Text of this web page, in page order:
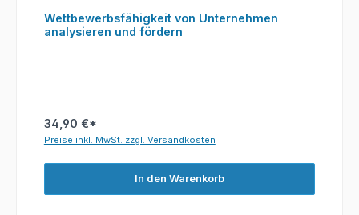
Wettbewerbsfähigkeit von Unternehmen
analysieren und fördern
34,90 €*
Preise inkl. MwSt. zzgl. Versandkosten
In den Warenkorb